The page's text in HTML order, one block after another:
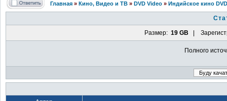
Главная » Кино, Видео и ТВ » DVD Video » Индийское кино
Размер: 19 GB |
Полного